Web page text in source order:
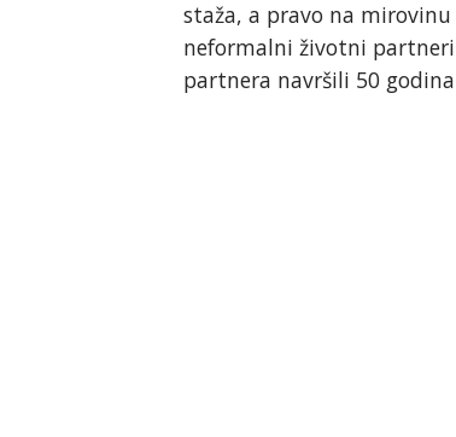
staža, a pravo na
neformalni životni
partnera navršili 50